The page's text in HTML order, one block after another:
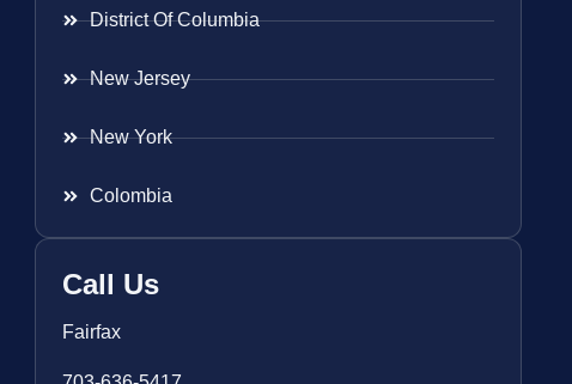
District Of Columbia
New Jersey
New York
Colombia
Call Us
Fairfax